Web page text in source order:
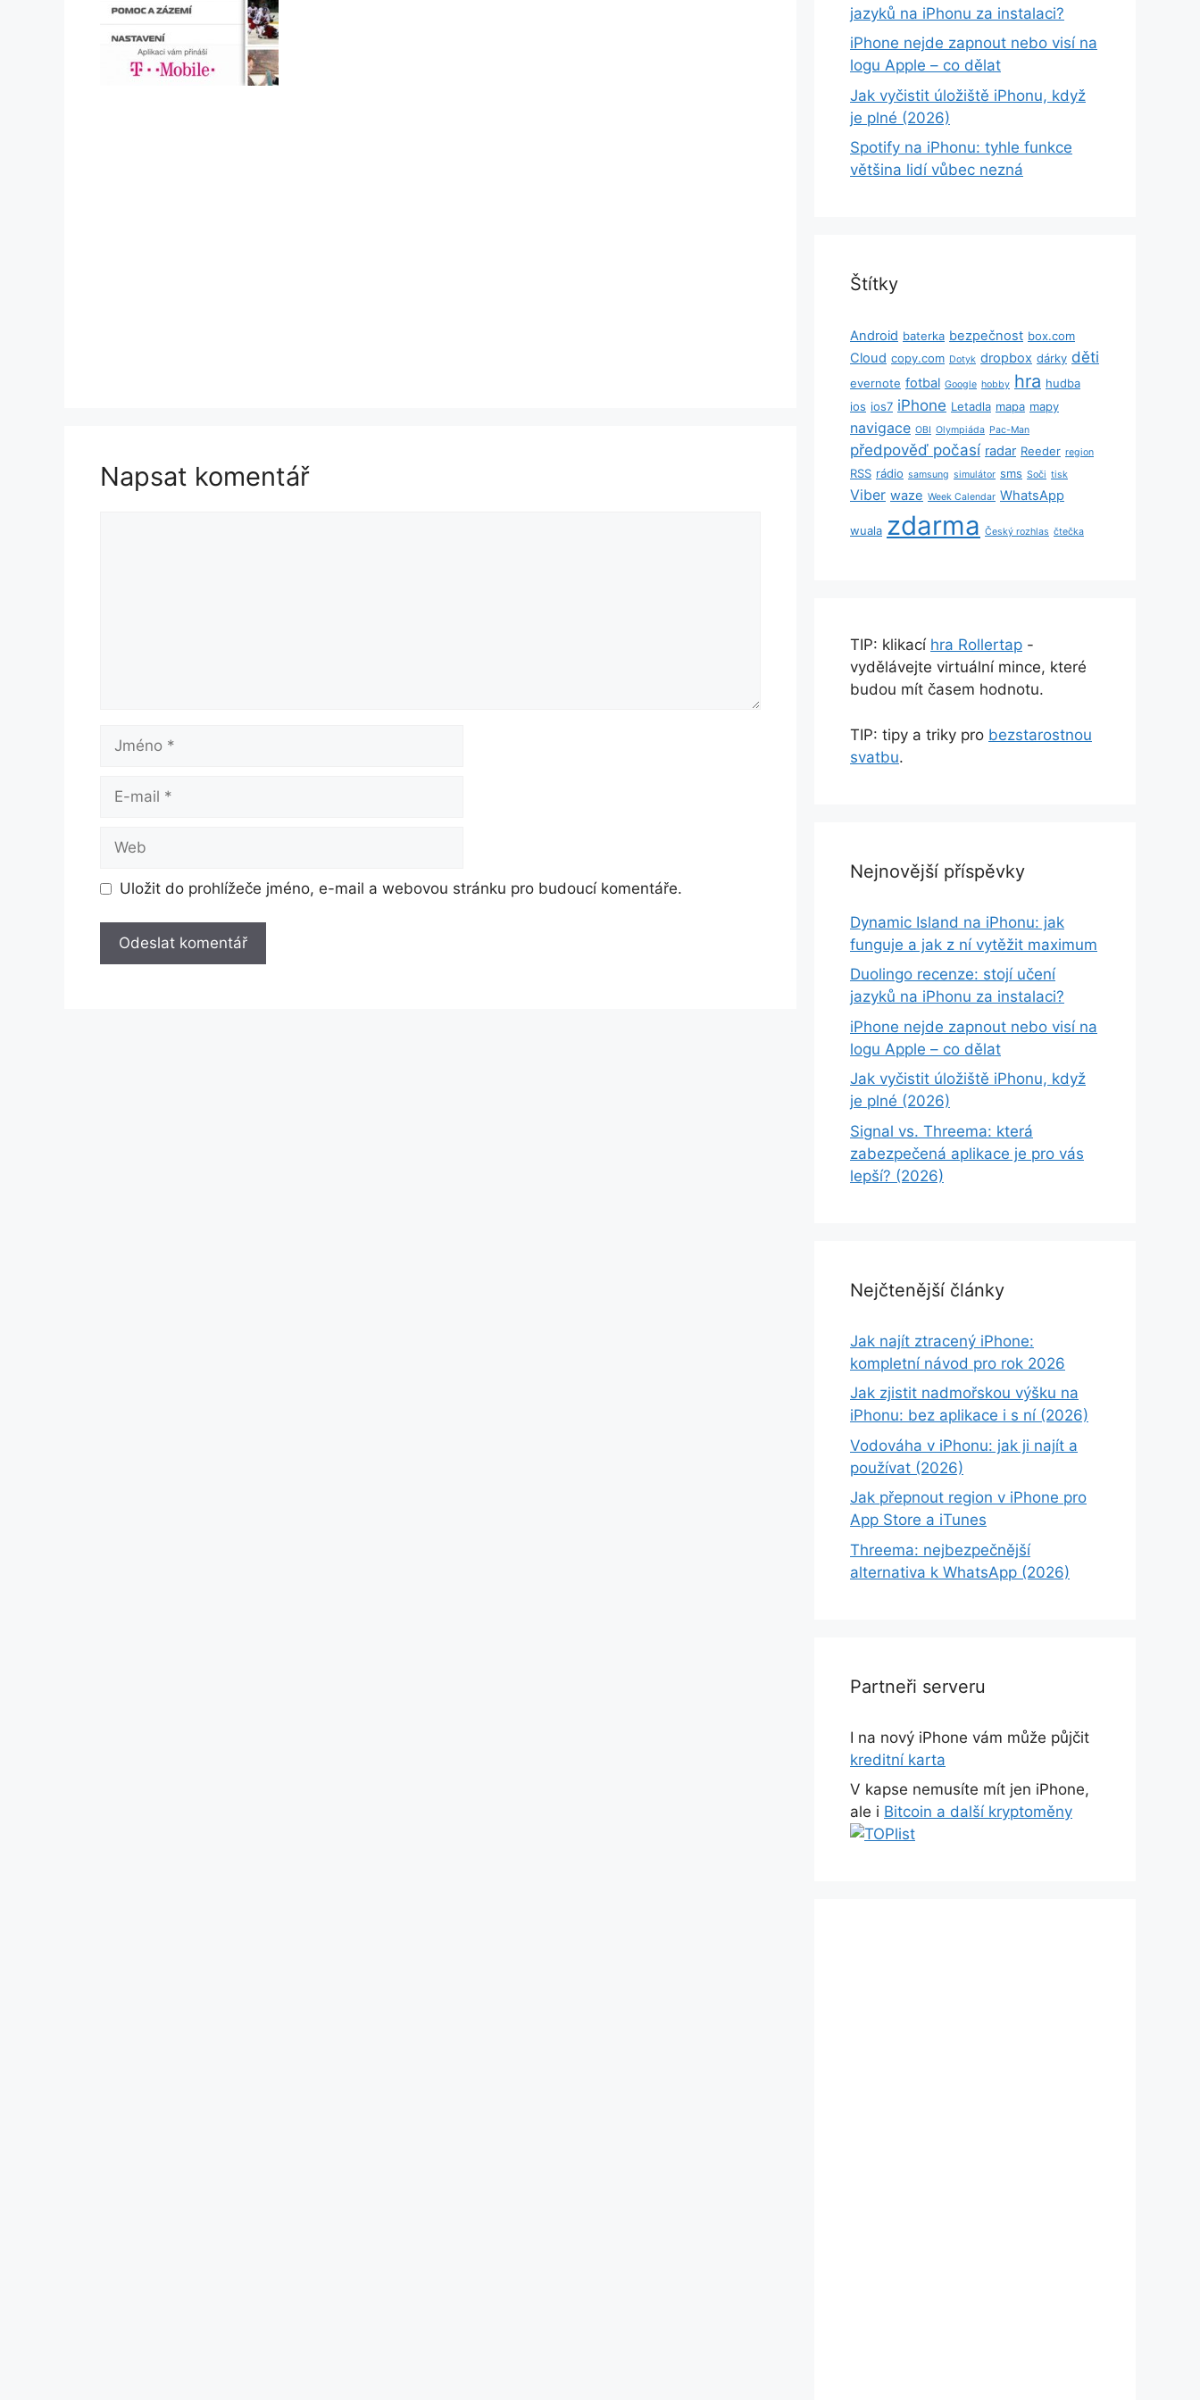
Napsat komentář
Jméno
mail
Uložit do prohlížeče jméno, e-mail a webovou stránku pro budoucí komentáře.
jazyků na iPhonu za instalaci?
iPhone nejde zapnout nebo visí na
logu Apple – co dělat
Jak vyčistit úložiště iPhonu, když
je plné (2026)
Spotify na iPhonu: tyhle funkce
většina lidí vůbec nezná
Štítky
Android baterka bezpečnost box.com
Cloud copy.com Dotyk dropbox dárky děti
evernote fotbal Google hobby hra hudba
ios ios7 iPhone Letadla mapa mapy
navigace OBI Olympiáda Pac-Man
předpověď počasí radar Reeder region
RSS rádio samsung simulátor sms Soči tisk
Viber waze Week Calendar WhatsApp
wuala zdarma Český rozhlas čtečka
TIP: klikací hra Rollertap -
vydělávejte virtuální mince, které
budou mít časem hodnotu.
TIP: tipy a triky pro bezstarostnou
svatbu.
Nejnovější příspěvky
Dynamic Island na iPhonu: jak
funguje a jak z ní vytěžit maximum
Duolingo recenze: stojí učení
jazyků na iPhonu za instalaci?
iPhone nejde zapnout nebo visí na
logu Apple – co dělat
Jak vyčistit úložiště iPhonu, když
je plné (2026)
Signal vs. Threema: která
zabezpečená aplikace je pro vás
lepší? (2026)
Nejčtenější články
Jak najít ztracený iPhone:
kompletní návod pro rok 2026
Jak zjistit nadmořskou výšku na
iPhonu: bez aplikace i s ní (2026)
Vodováha v iPhonu: jak ji najít a
používat (2026)
Jak přepnout region v iPhone pro
App Store a iTunes
Threema: nejbezpečnější
alternativa k WhatsApp (2026)
Partneři serveru
I na nový iPhone vám může půjčit
kreditní karta
V kapse nemusíte mít jen iPhone,
ale i Bitcoin a další kryptoměny